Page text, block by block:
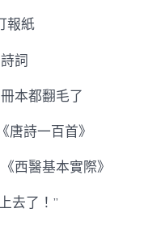
報紙
詞
本都翻毛了
唐詩一百首》
西醫基本實際》
去了！”